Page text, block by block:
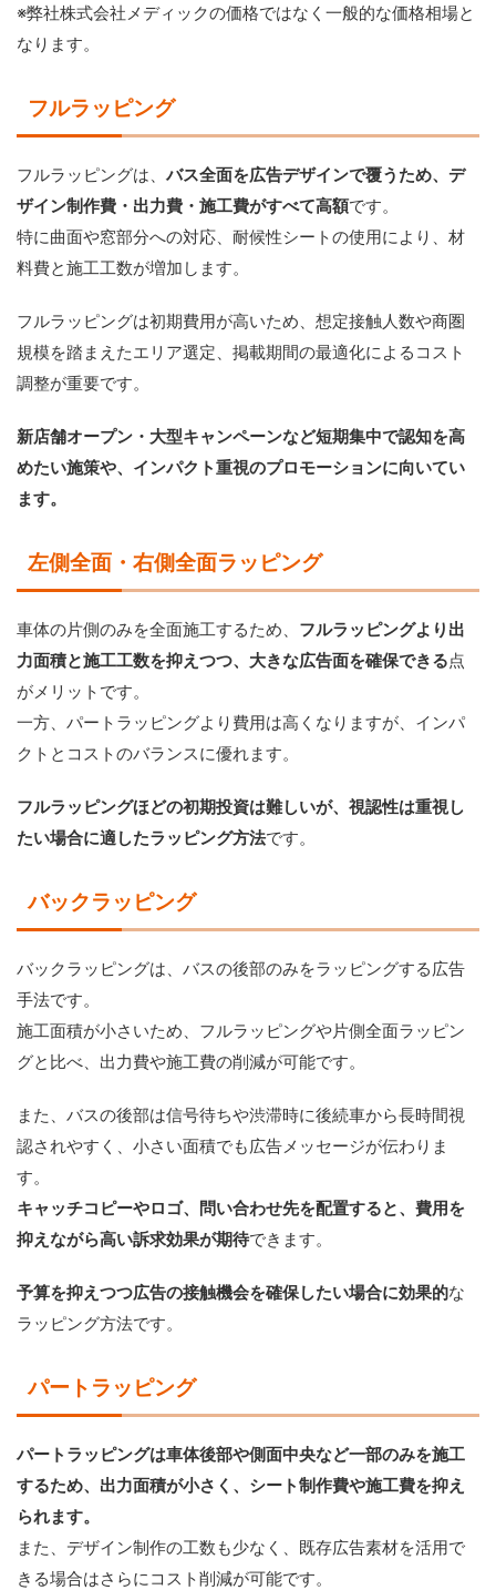
※弊社株式会社メディックの価格ではなく一般的な価格相場と
なります。
フルラッピング
フルラッピングは、 バス全面を広告デザインで覆うため、デ
ザイン制作費・出力費・施工費がすべて高額です。
特に曲面や窓部分への対応、耐候性シートの使用により、材
料費と施工工数が増加します。
フルラッピングは初期費用が高いため、想定接触人数や商圏
規模を踏まえたエリア選定、掲載期間の最適化によるコスト
調整が重要です。
新店舗オープン・大型キャンペーンなど短期集中で認知を高
めたい施策や、インパクト重視のプロモーションに向いてい
ます。
左側全面・右側全面ラッピング
車体の片側のみを全面施工するため、 フルラッピングより出
力面積と施工工数を抑えつつ、大きな広告面を確保できる点
がメリットです。
一方、パートラッピングより費用は高くなりますが、インパ
クトとコストのバランスに優れます。
フルラッピングほどの初期投資は難しいが、視認性は重視し
たい場合に適したラッピング方法です。
バックラッピング
バックラッピングは、バスの後部のみをラッピングする広告
手法です。
施工面積が小さいため、フルラッピングや片側全面ラッピン
グと比べ、出力費や施工費の削減が可能です。
また、バスの後部は信号待ちや渋滞時に後続車から長時間視
認されやすく、小さい面積でも広告メッセージが伝わりま
す。
キャッチコピーやロゴ、問い合わせ先を配置すると、費用を
抑えながら高い訴求効果が期待できます。
予算を抑えつつ広告の接触機会を確保したい場合に効果的な
ラッピング方法です。
パートラッピング
パートラッピングは車体後部や側面中央など一部のみを施工
するため、出力面積が小さく、シート制作費や施工費を抑え
られます。
また、デザイン制作の工数も少なく、既存広告素材を活用で
きる場合はさらにコスト削減が可能です。